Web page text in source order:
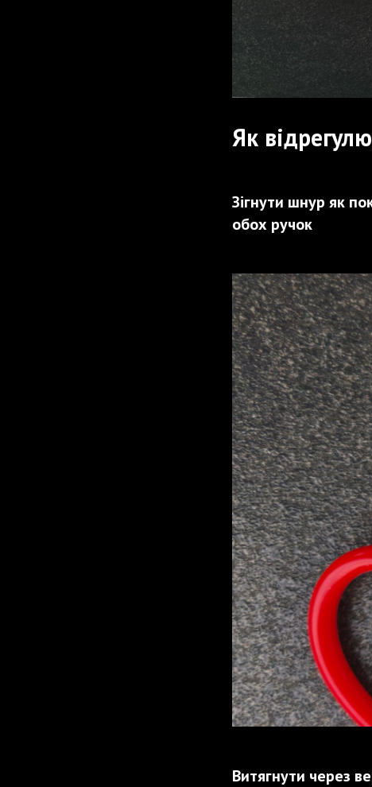
Як
Зігнути шнур як
обох ручок
Витягнути через